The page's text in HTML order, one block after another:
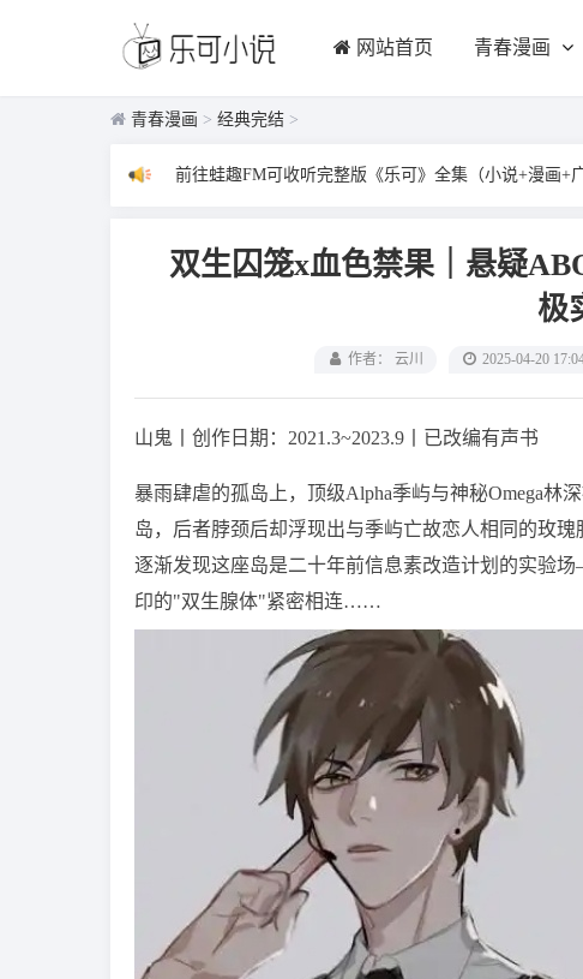
网站首页 青春漫画
青春漫画 > 经典完结 >
前往蛙趣FM可收听完整版《乐可》全集（小说+漫画+
双生囚笼x血色禁果｜悬疑
极
作者： 云川 2025-04-20
山鬼丨创作日期：2021.3~2023.9丨已改编有声书
暴雨肆虐的孤岛上，顶级Alpha季屿与神秘Omega林
岛，后者脖颈后却浮现出与季屿亡故恋人相同的玫
逐渐发现这座岛是二十年前信息素改造计划的实验
印的"双生腺体"紧密相连……